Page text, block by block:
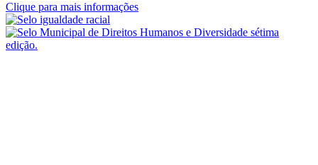
Clique para mais informações